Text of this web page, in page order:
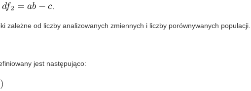
,
zależne od liczby analizowanych zmiennych i liczby porównywanych populacji.
jest następująco: